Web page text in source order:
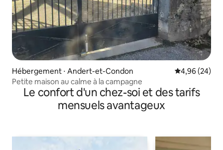
Hébergement ⋅ Andert-et-Condon Évaluation
4,96 (24)
Petite maison au calme à la campagne
Le confort d'un chez-soi et des tarifs
mensuels avantageux